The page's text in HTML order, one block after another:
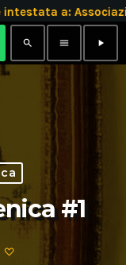
a:
search menu play_arrow
#1